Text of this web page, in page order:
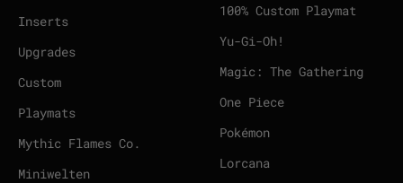
Inserts
Upgrades
Custom
Playmats
Mythic Flames Co.
Miniwelten
100% Custom Playmat
Yu-Gi-Oh!
Magic: The Gathering
One Piece
Pokémon
Lorcana